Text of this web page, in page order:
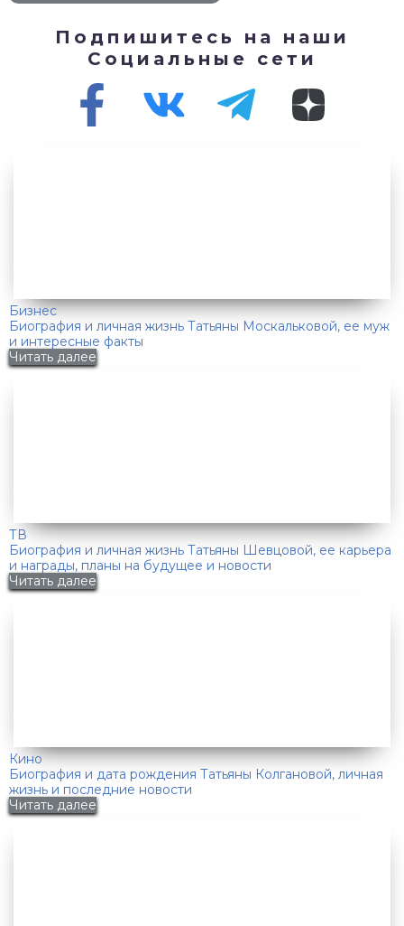
Подпишитесь на наши
Социальные сети
Бизнес
Биография и личная жизнь Татьяны Москальковой, ее муж
и интересные факты
Читать далее
ТВ
Биография и личная жизнь Татьяны Шевцовой, ее карьера
и награды, планы на будущее и новости
Читать далее
Кино
Биография и дата рождения Татьяны Колгановой, личная
жизнь и последние новости
Читать далее